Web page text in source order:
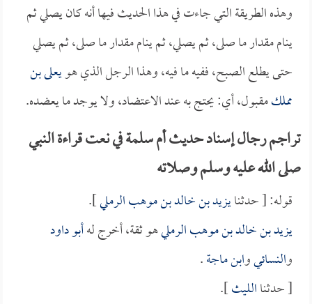
وهذه الطريقة التي جاءت في هذا الحديث فيها أنه كان يصلي ثم
ينام مقدار ما صلى، ثم يصلي، ثم ينام مقدار ما صلى، ثم يصلي
حتى يطلع الصبح، ففيه ما فيه، وهذا الرجل الذي هويعلى بن
مملكمقبول، أي: يحتج به عند الاعتضاد، ولا يوجد ما يعضده.
تراجم رجال إسناد حديث أم سلمة في نعت قراءة النبي
صلى الله عليه وسلم وصلاته
قوله: [ حدثنايزيد بن خالد بن موهب الرملي].
يزيد بن خالد بن موهب الرمليهو ثقة، أخرج لهأبو داود
والنسائيوابن ماجة.
[ حدثناالليث].